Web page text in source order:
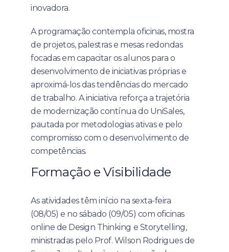
inovadora.
A programação contempla oficinas, mostra
de projetos, palestras e mesas redondas
focadas em capacitar os alunos para o
desenvolvimento de iniciativas próprias e
aproximá-los das tendências do mercado
de trabalho. A iniciativa reforça a trajetória
de modernização contínua do UniSales,
pautada por metodologias ativas e pelo
compromisso com o desenvolvimento de
competências.
Formação e Visibilidade
As atividades têm início na sexta-feira
(08/05) e no sábado (09/05) com oficinas
online de Design Thinking e Storytelling,
ministradas pelo Prof. Wilson Rodrigues de